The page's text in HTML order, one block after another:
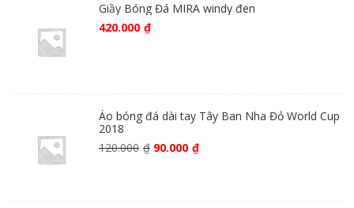
Giầy Bóng Đá MIRA windy đen
420.000 ₫
Áo bóng đá dài tay Tây Ban Nha Đỏ World Cup
2018
120.000 ₫ 90.000 ₫